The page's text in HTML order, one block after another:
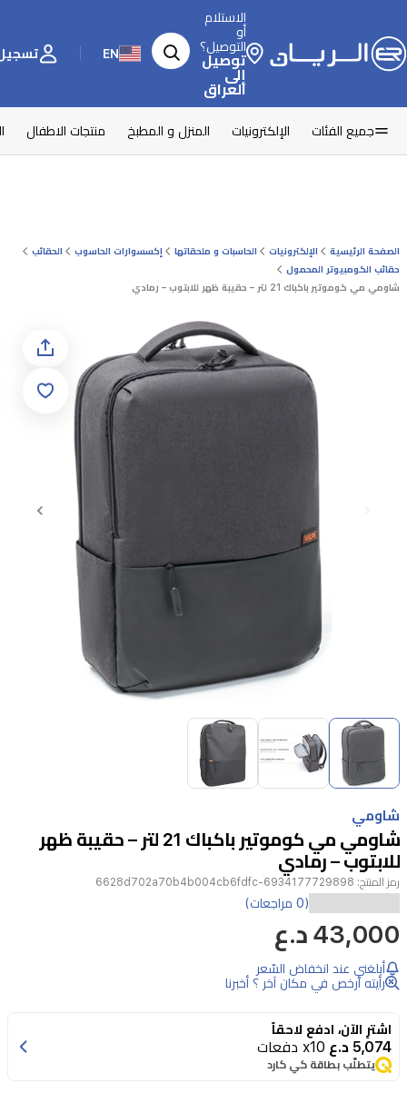
الاستلام
أو
التوصيل؟
توصيل
إلى
العراق
EN تسجيل
جميع الفئات الإلكترونيات المنزل و المطبخ منتجات الاطفال
الصفحة الرئيسية الإلكترونيات الحاسبات و ملحقاتها إكسسوارات الحاسوب
الحقائب
حقائب الكومبيوتر المحمول
شاومي مي كوموتير باكباك 21 لتر – حقيبة ظهر للابتوب – رمادي
Item
1
of
3
شاومي
شاومي مي كوموتير باكباك 21 لتر – حقيبة ظهر
للابتوب – رمادي
رمز المنتج: 6934177729898-6628d702a70b4b004cb6fdfc
شاومي
مي
كوموتير
21
لتر
(0 مراجعات)
43,000 د.ع
أبلغني عند انخفاض السّعر
رأيته أرخص في مكان آخر ؟ أخبرنا
اشترِ الآن، ادفع لاحقاً
5,074 د.ع x10 دفعات
يتطلّب بطاقة كي كارد